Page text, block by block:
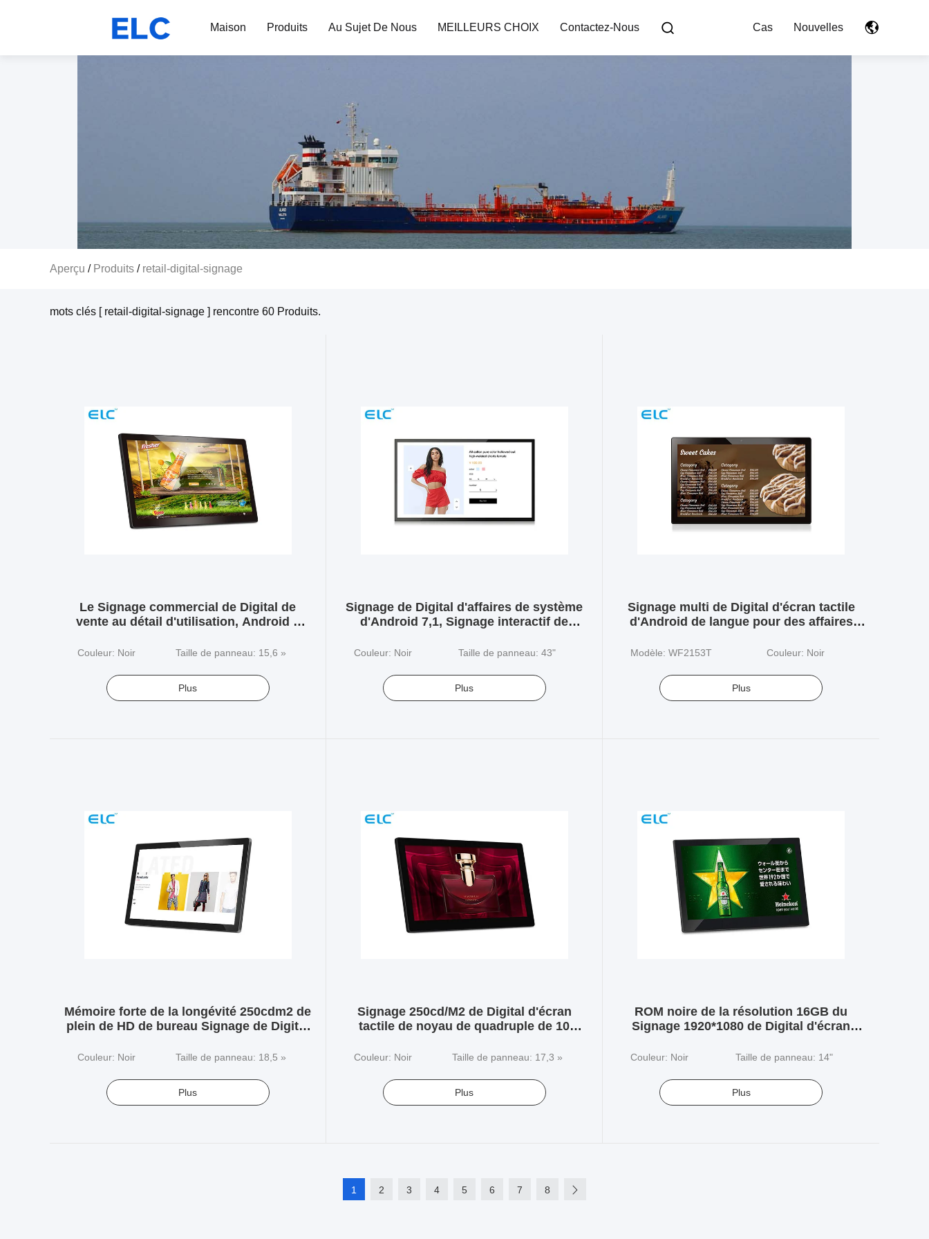
Maison Produits Au Sujet De Nous MEILLEURS CHOIX Contactez-Nous Cas Nouvelles
Aperçu / Produits / retail-digital-signage
mots clés [ retail-digital-signage ] rencontre 60 Produits.
Le Signage commercial de Digital de
vente au détail d'utilisation, Android a
Couleur: Noir Taille de panneau: 15,6 »
Plus
Signage de Digital d'affaires de système
d'Android 7,1, Signage interactif de
Couleur: Noir Taille de panneau: 43"
Plus
Signage multi de Digital d'écran tactile
d'Android de langue pour des affaires
Modèle: WF2153T Couleur: Noir
Plus
Mémoire forte de la longévité 250cdm2 de
plein de HD de bureau Signage de Digital
Couleur: Noir Taille de panneau: 18,5 »
Plus
Signage 250cd/M2 de Digital d'écran
tactile de noyau de quadruple de 10
Couleur: Noir Taille de panneau: 17,3 »
Plus
ROM noire de la résolution 16GB du
Signage 1920*1080 de Digital d'écran
Couleur: Noir Taille de panneau: 14"
Plus
1 2 3 4 5 6 7 8